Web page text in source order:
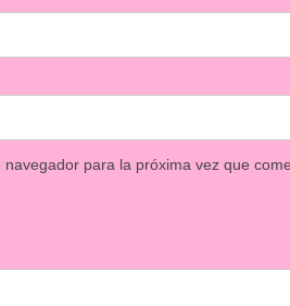
para la próxima vez que